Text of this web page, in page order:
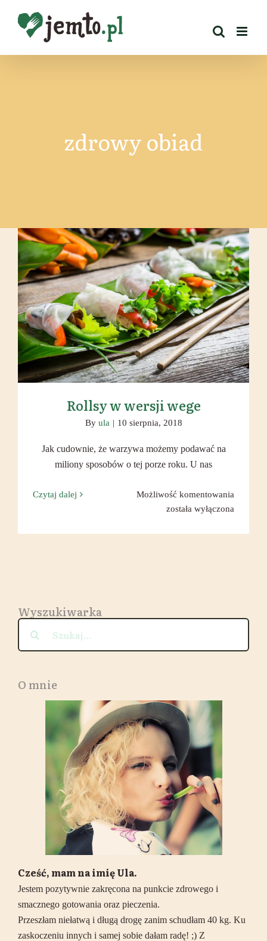
zawartości
zdrowy obiad
Rollsy w wersji wege
Rollsy w wersji wege
By ula | 10 sierpnia, 2018
Jak cudownie, że warzywa możemy podawać na
miliony sposobów o tej porze roku. U nas
Czytaj dalej Możliwość komentowania
wege
została wyłączona
Wyszukiwarka
O mnie
Cześć, mam na imię Ula.
Jestem pozytywnie zakręcona na punkcie zdrowego i
smacznego gotowania oraz pieczenia.
Przeszłam niełatwą i długą drogę zanim schudłam 40 kg. Ku
zaskoczeniu innych i samej sobie dałam radę! ;) Z